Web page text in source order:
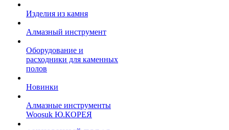
Изделия из камня
Алмазный инструмент
Оборудование и
расходники для каменных
полов
Новинки
Алмазные инструменты
Woosuk Ю.КОРЕЯ